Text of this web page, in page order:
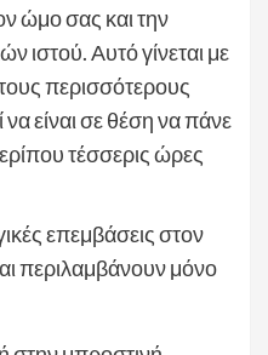
ώμο σας και την
ιστού. Αυτό γίνεται με
περισσότερους
να είναι σε θέση να πάνε
τέσσερις ώρες
επεμβάσεις στον
περιλαμβάνουν μόνο